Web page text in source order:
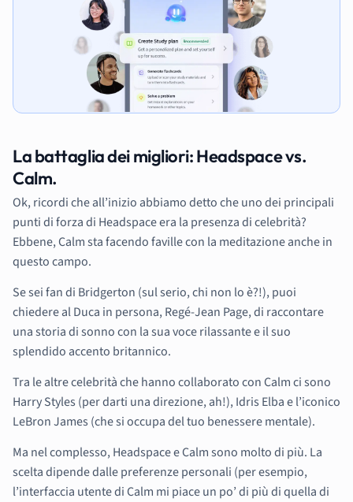
La battaglia dei migliori: Headspace vs.
Calm.
Ok, ricordi che all’inizio abbiamo detto che uno dei principali
punti di forza di Headspace era la presenza di celebrità?
Ebbene, Calm sta facendo faville con la meditazione anche in
questo campo.
Se sei fan di Bridgerton (sul serio, chi non lo è?!), puoi
chiedere al Duca in persona, Regé-Jean Page, di raccontare
una storia di sonno con la sua voce rilassante e il suo
splendido accento britannico.
Tra le altre celebrità che hanno collaborato con Calm ci sono
Harry Styles (per darti una direzione, ah!), Idris Elba e l’iconico
LeBron James (che si occupa del tuo benessere mentale).
Ma nel complesso, Headspace e Calm sono molto di più. La
scelta dipende dalle preferenze personali (per esempio,
l’interfaccia utente di Calm mi piace un po’ di più di quella di